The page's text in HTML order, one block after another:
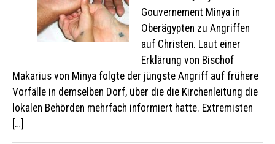
Gouvernement Minya in
Oberägypten zu Angriffen
auf Christen. Laut einer
Erklärung von Bischof
Makarius von Minya folgte der jüngste Angriff auf frühere
Vorfälle in demselben Dorf, über die die Kirchenleitung die
lokalen Behörden mehrfach informiert hatte. Extremisten
[…]